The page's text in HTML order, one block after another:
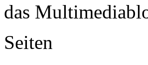
das
Seiten